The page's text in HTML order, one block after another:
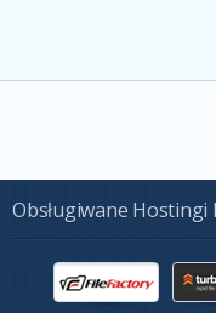
Obsługiwane Hostingi